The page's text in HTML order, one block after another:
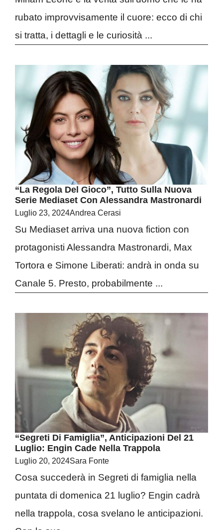
rubato improvvisamente il cuore: ecco di chi
si tratta, i dettagli e le curiosità ...
“La Regola Del Gioco”, Tutto Sulla Nuova
Serie Mediaset Con Alessandra Mastronardi
Luglio 23, 2024Andrea Cerasi
Su Mediaset arriva una nuova fiction con
protagonisti Alessandra Mastronardi, Max
Tortora e Simone Liberati: andrà in onda su
Canale 5. Presto, probabilmente ...
“Segreti Di Famiglia”, Anticipazioni Del 21
Luglio: Engin Cade Nella Trappola
Luglio 20, 2024Sara Fonte
Cosa succederà in Segreti di famiglia nella
puntata di domenica 21 luglio? Engin cadrà
nella trappola, cosa svelano le anticipazioni.